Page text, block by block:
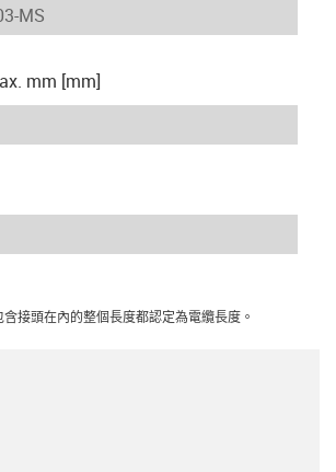
mm [mm]
接頭在內的整個長度都認定為電纜長度。